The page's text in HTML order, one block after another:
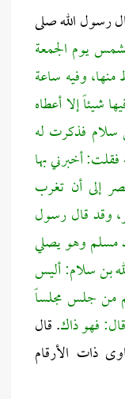
رسول الله صلى
يوم الجمعة
وفيه ساعة
شيئاً إلا أعطاه
سلام فذكرت له
أخبرني بها
إلى أن تغرب
وقد قال رسول
مسلم وهو يصلي
بن سلام: أليس
من جلس مجلساً
فهو ذاك. قال
ذات الأرقام